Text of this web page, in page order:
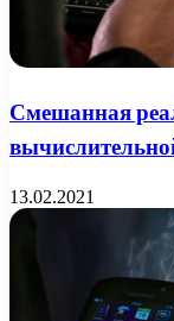
Смешанная
13.02.2021